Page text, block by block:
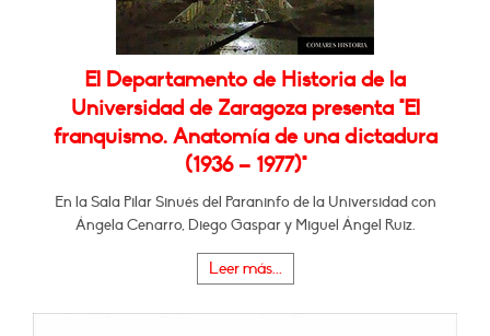
El Departamento de Historia de la
Universidad de Zaragoza presenta "El
franquismo. Anatomía de una dictadura
(1936 – 1977)"
En la Sala Pilar Sinués del Paraninfo de la Universidad con
Ángela Cenarro, Diego Gaspar y Miguel Ángel Ruiz.
Leer más...